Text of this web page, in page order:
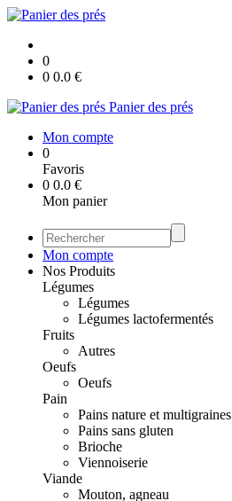
0
0 0.0 €
Panier des prés
Mon compte
0
Favoris
0 0.0 €
Mon panier
Mon compte
Nos Produits
Légumes
Légumes
Légumes lactofermentés
Fruits
Autres
Oeufs
Oeufs
Pain
Pains nature et multigraines
Pains sans gluten
Brioche
Viennoiserie
Viande
Mouton, agneau